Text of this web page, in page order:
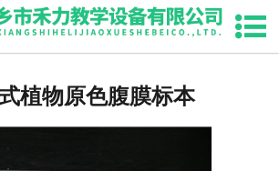
网站首页
植物原色腹膜标本